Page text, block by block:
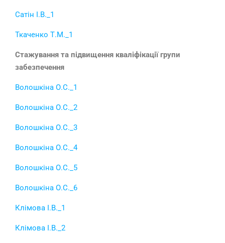
Сатін І.В._1
Ткаченко Т.М._1
Стажування та підвищення кваліфікації групи
забезпечення
Волошкіна О.С._1
Волошкіна О.С._2
Волошкіна О.С._3
Волошкіна О.С._4
Волошкіна О.С._5
Волошкіна О.С._6
Клімова І.В._1
Клімова І.В._2